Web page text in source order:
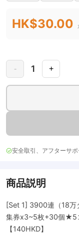
HK$30.00
- 1 +
安全取引、アフターサ
商品説明
[Set 1] 3900連（18
集券x3~5枚+30個★5
【140HKD】